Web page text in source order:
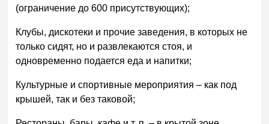
(ограничение до 600 присутствующих);
Клубы, дискотеки и прочие заведения, в которых не
только сидят, но и развлекаются стоя, и
одновременно подается еда и напитки;
Культурные и спортивные мероприятия – как под
крышей, так и без таковой;